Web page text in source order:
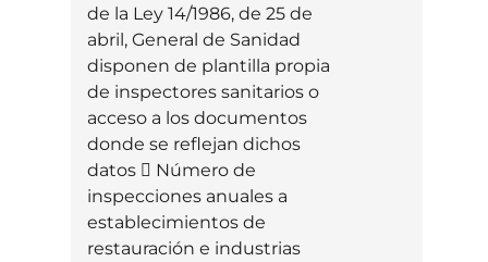
de la Ley 14/1986, de 25 de
abril, General de Sanidad
disponen de plantilla propia
de inspectores sanitarios o
acceso a los documentos
donde se reflejan dichos
datos  Número de
inspecciones anuales a
establecimientos de
restauración e industrias